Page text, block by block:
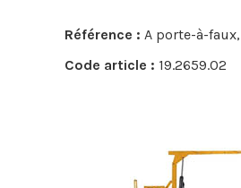
Référence : A porte-à-
Code article : 19.2659.02